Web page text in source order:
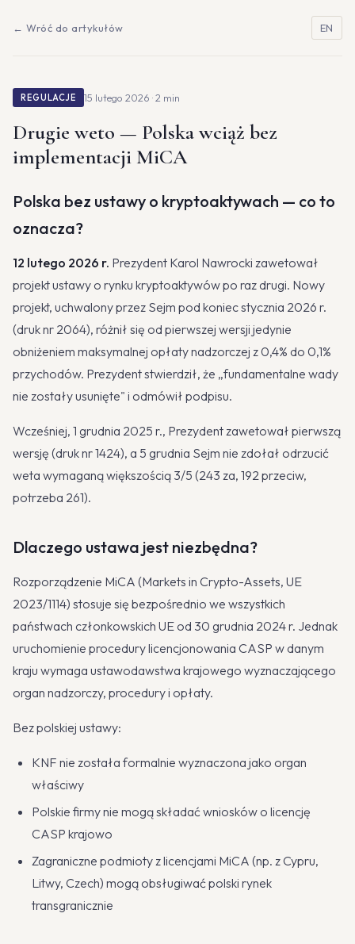
← Wróć do artykułów EN
REGULACJE 15 lutego 2026 · 2 min
Drugie weto — Polska wciąż bez
implementacji MiCA
Polska bez ustawy o kryptoaktywach — co to
oznacza?
12 lutego 2026 r. Prezydent Karol Nawrocki zawetował
projekt ustawy o rynku kryptoaktywów po raz drugi. Nowy
projekt, uchwalony przez Sejm pod koniec stycznia 2026 r.
(druk nr 2064), różnił się od pierwszej wersji jedynie
obniżeniem maksymalnej opłaty nadzorczej z 0,4% do 0,1%
przychodów. Prezydent stwierdził, że „fundamentalne wady
nie zostały usunięte" i odmówił podpisu.
Wcześniej, 1 grudnia 2025 r., Prezydent zawetował pierwszą
wersję (druk nr 1424), a 5 grudnia Sejm nie zdołał odrzucić
weta wymaganą większością 3/5 (243 za, 192 przeciw,
potrzeba 261).
Dlaczego ustawa jest niezbędna?
Rozporządzenie MiCA (Markets in Crypto-Assets, UE
2023/1114) stosuje się bezpośrednio we wszystkich
państwach członkowskich UE od 30 grudnia 2024 r. Jednak
uruchomienie procedury licencjonowania CASP w danym
kraju wymaga ustawodawstwa krajowego wyznaczającego
organ nadzorczy, procedury i opłaty.
Bez polskiej ustawy:
KNF nie została formalnie wyznaczona jako organ
właściwy
Polskie firmy nie mogą składać wniosków o licencję
CASP krajowo
Zagraniczne podmioty z licencjami MiCA (np. z Cypru,
Litwy, Czech) mogą obsługiwać polski rynek
transgranicznie